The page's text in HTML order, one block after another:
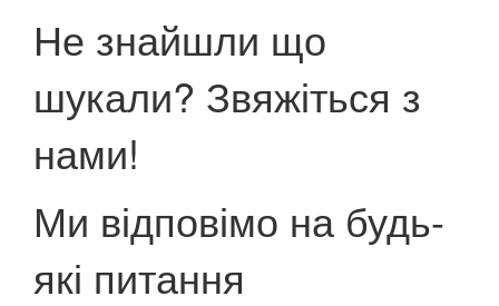
Не знайшли що
шукали? Звяжіться з
нами!
Ми відповімо на будь-
які питання